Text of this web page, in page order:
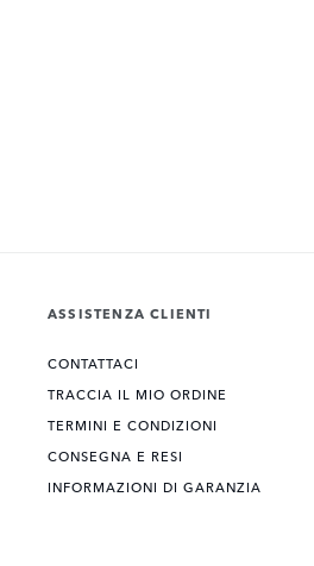
ASSISTENZA CLIENTI
CONTATTACI
TRACCIA IL MIO ORDINE
TERMINI E CONDIZIONI
CONSEGNA E RESI
INFORMAZIONI DI GARANZIA